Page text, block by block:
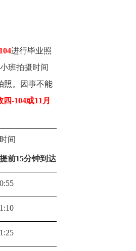
进行毕业照
班拍摄时间
照。
因事不能
四-104或11 月
间
前15分钟到达）